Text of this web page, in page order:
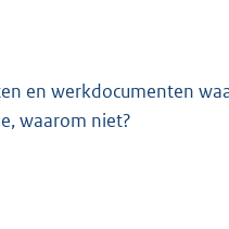
en werkdocumenten
waarom niet?